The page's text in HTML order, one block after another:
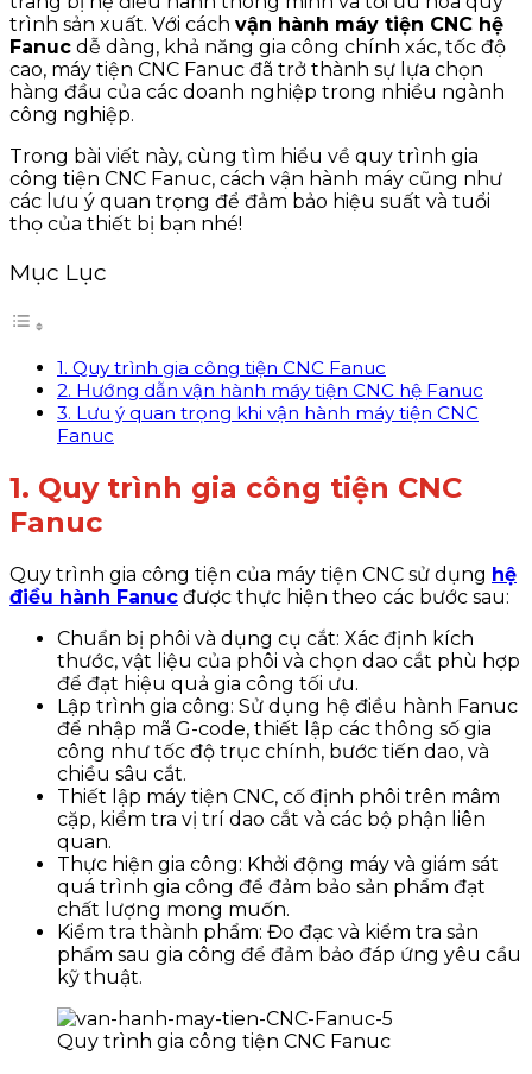
trình sản xuất. Với cách vận hành máy tiện CNC hệ
Fanuc dễ dàng, khả năng gia công chính xác, tốc độ
cao, máy tiện CNC Fanuc đã trở thành sự lựa chọn
hàng đầu của các doanh nghiệp trong nhiều ngành
công nghiệp.
Trong bài viết này, cùng tìm hiểu về quy trình gia
công tiện CNC Fanuc, cách vận hành máy cũng như
các lưu ý quan trọng để đảm bảo hiệu suất và tuổi
thọ của thiết bị bạn nhé!
Mục Lục
1. Quy trình gia công tiện CNC Fanuc
2. Hướng dẫn vận hành máy tiện CNC hệ Fanuc
3. Lưu ý quan trọng khi vận hành máy tiện CNC
Fanuc
1. Quy trình gia công tiện CNC
Fanuc
Quy trình gia công tiện của máy tiện CNC sử dụng hệ
điều hành Fanuc được thực hiện theo các bước sau:
Chuẩn bị phôi và dụng cụ cắt: Xác định kích
thước, vật liệu của phôi và chọn dao cắt phù hợp
để đạt hiệu quả gia công tối ưu.
Lập trình gia công: Sử dụng hệ điều hành Fanuc
để nhập mã G-code, thiết lập các thông số gia
công như tốc độ trục chính, bước tiến dao, và
chiều sâu cắt.
Thiết lập máy tiện CNC, cố định phôi trên mâm
cặp, kiểm tra vị trí dao cắt và các bộ phận liên
quan.
Thực hiện gia công: Khởi động máy và giám sát
quá trình gia công để đảm bảo sản phẩm đạt
chất lượng mong muốn.
Kiểm tra thành phẩm: Đo đạc và kiểm tra sản
phẩm sau gia công để đảm bảo đáp ứng yêu cầu
kỹ thuật.
Quy trình gia công tiện CNC Fanuc